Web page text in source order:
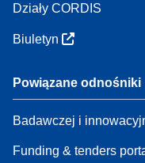
Działy CORDIS
Biuletyn
Powiązane odnośniki
Badawczej i
Funding & tenders